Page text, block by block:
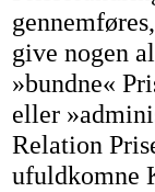
give nogen
»bundne«
eller
Relation
ufuldkomne